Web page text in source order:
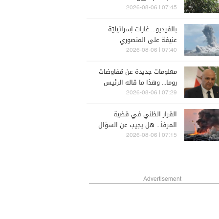
07:45 | 2026-08-06
بالفيديو... غارات إسرائيليّة
عنيفة على المنصوري
07:40 | 2026-08-06
معلومات جديدة عن مُفاوضات
روما... وهذا ما قاله الرئيس
عون عن مسار المُباحثات
07:29 | 2026-08-06
القرار الظني في قضية
المرفأ... هل يجيب عن السؤال
الأكبر؟
07:15 | 2026-08-06
Advertisement